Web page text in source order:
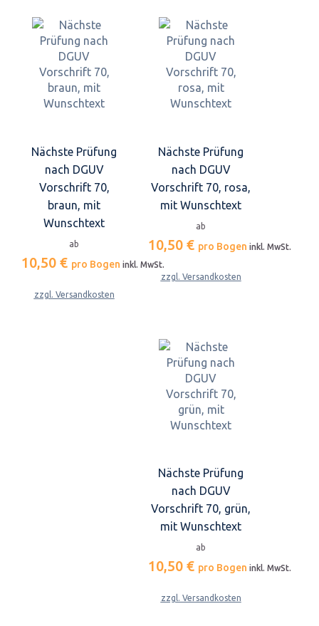
Nächste Prüfung
nach DGUV
Vorschrift 70,
braun, mit
Wunschtext
ab
10,50 € pro Bogen inkl. MwSt.
zzgl. Versandkosten
Nächste Prüfung
nach DGUV
Vorschrift 70, rosa,
mit Wunschtext
ab
10,50 € pro Bogen inkl. MwSt.
zzgl. Versandkosten
Nächste Prüfung
nach DGUV
Vorschrift 70, grün,
mit Wunschtext
ab
10,50 € pro Bogen inkl. MwSt.
zzgl. Versandkosten